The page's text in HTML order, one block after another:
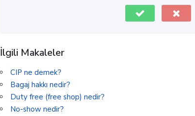
İlgili Makaleler
CIP ne demek?
Bagaj hakkı nedir?
Duty free (free shop) nedir?
No-show nedir?